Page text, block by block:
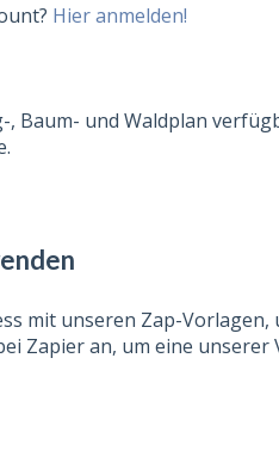
Hier anmelden!
Baum- und Waldplan
mit unseren Zap-
Zapier an, um eine